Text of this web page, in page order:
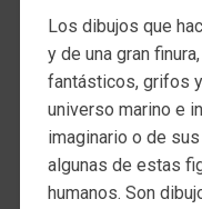
Los dibujos que
y de una gran
fantásticos, grifos
universo marino e
imaginario o de
algunas de estas
humanos. Son